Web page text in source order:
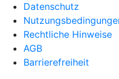
Datenschutz
Rechtliche Hinweise
AGB
Barrierefreiheit